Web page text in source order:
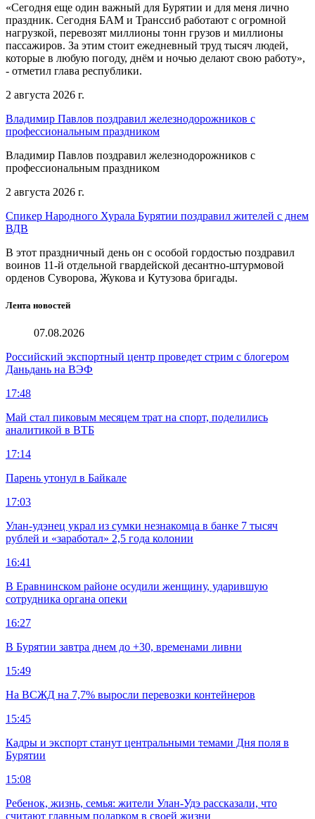
«Сегодня еще один важный для Бурятии и для меня лично
праздник. Сегодня БАМ и Транссиб работают с огромной
нагрузкой, перевозят миллионы тонн грузов и миллионы
пассажиров. За этим стоит ежедневный труд тысяч людей,
которые в любую погоду, днём и ночью делают свою работу»,
- отметил глава республики.
2 августа 2026 г.
Владимир Павлов поздравил железнодорожников с
профессиональным праздником
Владимир Павлов поздравил железнодорожников с
профессиональным праздником
2 августа 2026 г.
Спикер Народного Хурала Бурятии поздравил жителей с днем
ВДВ
В этот праздничный день он с особой гордостью поздравил
воинов 11-й отдельной гвардейской десантно-штурмовой
орденов Суворова, Жукова и Кутузова бригады.
Лента новостей
07.08.2026
Российский экспортный центр проведет стрим с блогером
Даньдань на ВЭФ
17:48
Май стал пиковым месяцем трат на спорт, поделились
аналитикой в ВТБ
17:14
Парень утонул в Байкале
17:03
Улан-удэнец украл из сумки незнакомца в банке 7 тысяч
рублей и «заработал» 2,5 года колонии
16:41
В Еравнинском районе осудили женщину, ударившую
сотрудника органа опеки
16:27
В Бурятии завтра днем до +30, временами ливни
15:49
На ВСЖД на 7,7% выросли перевозки контейнеров
15:45
Кадры и экспорт станут центральными темами Дня поля в
Бурятии
15:08
Ребенок, жизнь, семья: жители Улан-Удэ рассказали, что
считают главным подарком в своей жизни